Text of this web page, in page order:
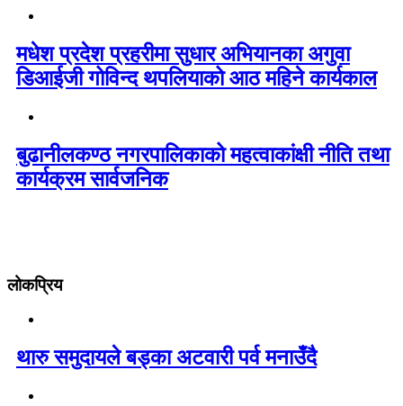
मधेश प्रदेश प्रहरीमा सुधार अभियानका अगुवा
डिआईजी गोविन्द थपलियाको आठ महिने कार्यकाल
बुढानीलकण्ठ नगरपालिकाको महत्वाकांक्षी नीति तथा
कार्यक्रम सार्वजनिक
लोकप्रिय
थारु समुदायले बड्का अटवारी पर्व मनाउँदै